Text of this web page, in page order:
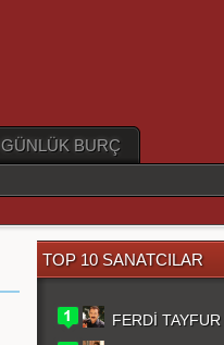
GÜNLÜK BURÇ
TOP 10 SANATCILAR
FERDİ TAYFUR